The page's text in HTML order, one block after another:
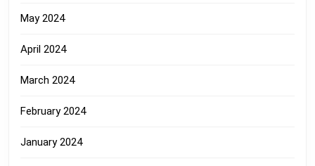
May 2024
April 2024
March 2024
February 2024
January 2024